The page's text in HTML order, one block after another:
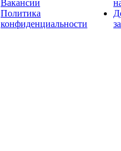
Вакансии
Политика
конфиденциальности